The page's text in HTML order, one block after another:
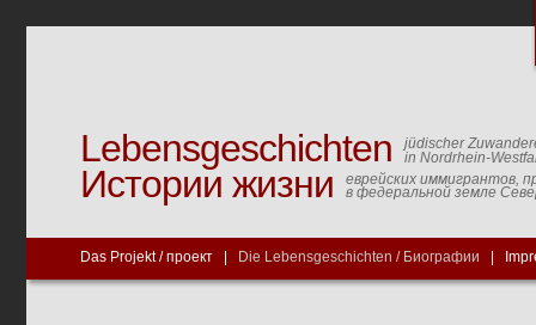
Lebensgeschichten
jüdischer
in Nordrhein-
Истории жизни еврейских иммигрантов,
в федеральной земле
Das Projekt / проект Die Lebensgeschichten / Биографии